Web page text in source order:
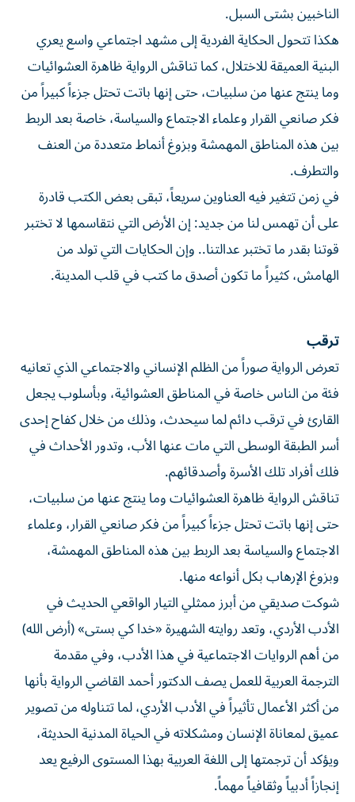
الناخبين بشتى السبل.
هكذا تتحول الحكاية الفردية إلى مشهد اجتماعي واسع يعري
البنية العميقة للاختلال، كما تناقش الرواية ظاهرة العشوائيات
وما ينتج عنها من سلبيات، حتى إنها باتت تحتل جزءاً كبيراً من
فكر صانعي القرار وعلماء الاجتماع والسياسة، خاصة بعد الربط
بين هذه المناطق المهمشة وبزوغ أنماط متعددة من العنف
والتطرف.
في زمن تتغير فيه العناوين سريعاً، تبقى بعض الكتب قادرة
على أن تهمس لنا من جديد: إن الأرض التي نتقاسمها لا تختبر
قوتنا بقدر ما تختبر عدالتنا.. وإن الحكايات التي تولد من
الهامش، كثيراً ما تكون أصدق ما كتب في قلب المدينة.
ترقب
تعرض الرواية صوراً من الظلم الإنساني والاجتماعي الذي تعانيه
فئة من الناس خاصة في المناطق العشوائية، وبأسلوب يجعل
القارئ في ترقب دائم لما سيحدث، وذلك من خلال كفاح إحدى
أسر الطبقة الوسطى التي مات عنها الأب، وتدور الأحداث في
فلك أفراد تلك الأسرة وأصدقائهم.
تناقش الرواية ظاهرة العشوائيات وما ينتج عنها من سلبيات،
حتى إنها باتت تحتل جزءاً كبيراً من فكر صانعي القرار، وعلماء
الاجتماع والسياسة بعد الربط بين هذه المناطق المهمشة،
وبزوغ الإرهاب بكل أنواعه منها.
شوكت صديقي من أبرز ممثلي التيار الواقعي الحديث في
الأدب الأردي، وتعد روايته الشهيرة «خدا كي بستى» (أرض الله)
من أهم الروايات الاجتماعية في هذا الأدب، وفي مقدمة
الترجمة العربية للعمل يصف الدكتور أحمد القاضي الرواية بأنها
من أكثر الأعمال تأثيراً في الأدب الأردي، لما تتناوله من تصوير
عميق لمعاناة الإنسان ومشكلاته في الحياة المدنية الحديثة،
ويؤكد أن ترجمتها إلى اللغة العربية بهذا المستوى الرفيع يعد
إنجازاً أدبياً وثقافياً مهماً.